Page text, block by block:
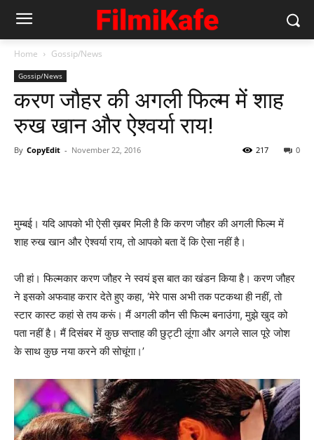
Home Gossip/News
Gossip/News
करण जौहर की अगली फिल्‍म में शाह
रुख खान और ऐश्‍वर्या राय!
By CopyEdit - November 22, 2016 0
217
मुम्‍बई। यदि आपको भी ऐसी ख़बर मिली है कि करण जौहर की अगली फिल्‍म में
शाह रुख खान और ऐश्‍वर्या राय, तो आपको बता दें कि ऐसा नहीं है।
जी हां। फिल्‍मकार करण जौहर ने स्‍वयं इस बात का खंडन किया है। करण जौहर
ने इसको अफवाह करार देते हुए कहा, ‘मेरे पास अभी तक पटकथा ही नहीं, तो
स्‍टार कास्‍ट कहां से तय करूं। मैं अगली कौन सी फिल्‍म बनाउंगा, मुझे खुद को
पता नहीं है। मैं दिसंबर में कुछ सप्‍ताह की छुट्टी लूंगा और अगले साल पूरे जोश
के साथ कुछ नया करने की सोचूंगा।’